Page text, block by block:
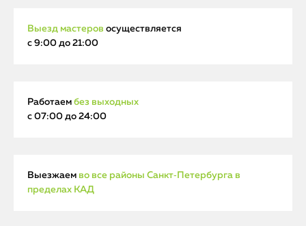
Выезд мастеров осуществляется
с 9:00 до 21:00
Работаем без выходных
с 07:00 до 24:00
Выезжаем во все районы Санкт‑Петербурга в
пределах КАД